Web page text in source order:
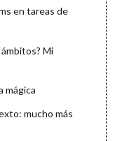
en tareas de
Mi
mágica
mucho más